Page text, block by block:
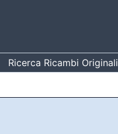
Ricerca Ricambi Originali